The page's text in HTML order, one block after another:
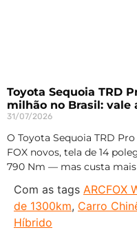
Toyota Sequoia TRD
milhão no Brasil: vale
31/07/2026
O Toyota Sequoia TRD
FOX novos, tela de 14
790 Nm — mas custa mais
Com as tags ARCFOX
de 1300km, Carro
Híbrido